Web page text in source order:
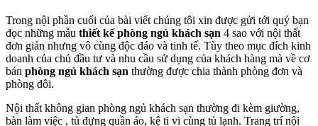
Trong nội phần cuối của bài viết chúng tôi xin được gửi tới quý bạn
đọc những mẫu thiết kế phòng ngủ khách sạn 4 sao với nội thất
đơn giản nhưng vô cùng độc đáo và tinh tế. Tùy theo mục đích kinh
doanh của chủ đầu tư và nhu cầu sử dụng của khách hàng mà về cơ
bản phòng ngủ khách sạn thường được chia thành phòng đơn và
phòng đôi.
Nội thất không gian phòng ngủ khách sạn thường đi kèm giường,
bàn làm việc , tủ đựng quần áo, kệ ti vi cùng tủ lạnh. Trang trí nội